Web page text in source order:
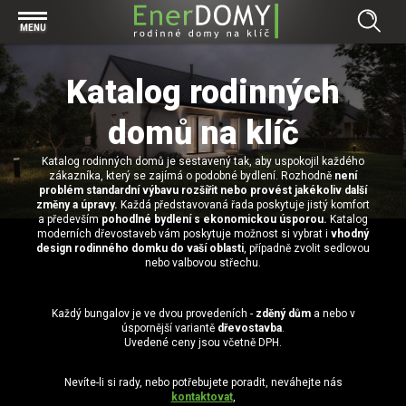
MENU
Prohlížet vše v kategorii Bungalovy
Concept
Exclusive
Effective
Economy
Prohlížet vše v kategorii Projekty
Individuální projekty
Typové řešení
Prohlížet vše v kategorii Technologie
Základová deska
Technologie domu
Zděné domy na klíč
Dřevostavby
Prohlížet vše v kategorii Kontakt
Pracovní pozice
Bezpečnost a ochrana osobních údajů
Prohlížet vše v kategorii Magazín
Financování výstavby rodinného domu
Bungalov, nebo patrový dům? Každý má svá pro a proti
Přízemní rodinné domy
RD Dobrovice
RD Zhoř u Jihlavy
Prohlížet vše v kategorii Reference
Video EnerDOMY s.r.o.
Katalog rodinných
domů na klíč
Katalog rodinných domů je sestavený tak, aby uspokojil každého
zákazníka, který se zajímá o podobné bydlení. Rozhodně není
problém standardní výbavu rozšířit nebo provést jakékoliv další
změny a úpravy. Každá představovaná řada poskytuje jistý komfort
a předevšímpohodlné bydlení s ekonomickou úsporou. Katalog
moderních dřevostaveb vám poskytuje možnost si vybrat i vhodný
design rodinného domku do vaší oblasti, případně zvolit sedlovou
nebo valbovou střechu.
Každý bungalov je ve dvou provedeních - zděný dům a nebo v
úspornější variantě dřevostavba.
Uvedené ceny jsou včetně DPH.
Nevíte-li si rady, nebo potřebujete poradit, neváhejte nás
kontaktovat,